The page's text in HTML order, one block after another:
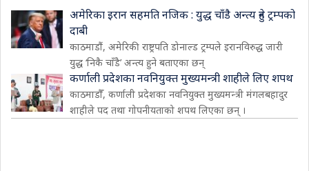
अमेरिका इरान सहमति नजिक : युद्ध चाँडै अन्त्य हुने ट्रम्पको
दाबी
काठमाडौं, अमेरिकी राष्ट्रपति डोनाल्ड ट्रम्पले इरानविरुद्ध जारी
युद्ध ‘निकै चाँडै’ अन्त्य हुने बताएका छन्
कर्णाली प्रदेशका नवनियुक्त मुख्यमन्त्री शाहीले लिए शपथ
काठमाडौँ, कर्णाली प्रदेशका नवनियुक्त मुख्यमन्त्री मंगलबहादुर
शाहीले पद तथा गोपनीयताको शपथ लिएका छन् ।